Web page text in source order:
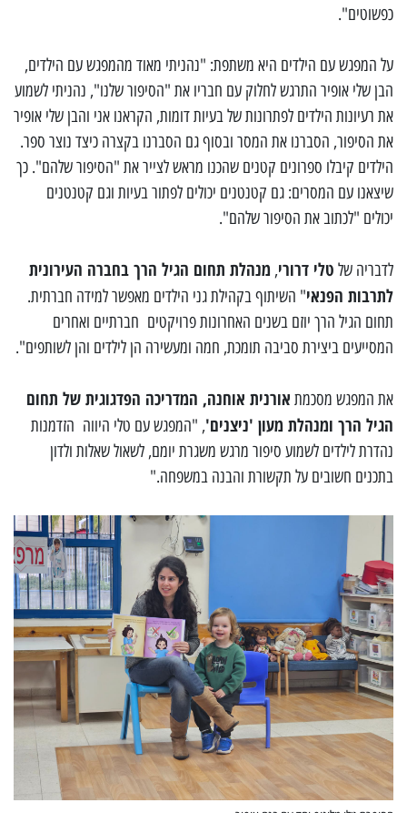
כפשוטים".
על המפגש עם הילדים היא משתפת: "נהניתי מאוד מהמפגש עם הילדים,
הבן שלי אופיר התרגש לחלוק עם חבריו את "הסיפור שלנו", נהניתי לשמוע
את רעיונות הילדים לפתרונות של בעיות דומות, הקראנו אני והבן שלי אופיר
את הסיפור, הסברנו את המסר ובסוף גם הסברנו בקצרה כיצד נוצר ספר.
הילדים קיבלו ספרונים קטנים שהכנו מראש לצייר את "הסיפור שלהם". כך
שיצאנו עם המסרים: גם קטנטנים יכולים לפתור בעיות וגם קטנטנים
יכולים "לכתוב את הסיפור שלהם".
לדבריה של טלי דרורי, מנהלת תחום הגיל הרך בחברה העירונית
לתרבות הפנאי" השיתוף בקהילת גני הילדים מאפשר למידה חברתית.
תחום הגיל הרך יוזם בשנים האחרונות פרויקטים חברתיים ואחרים
המסייעים ביצירת סביבה תומכת, חמה ומעשירה הן לילדים והן לשותפים".
את המפגש מסכמת אורנית אוחנה, המדריכה הפדגוגית של תחום
הגיל הרך ומנהלת מעון 'ניצנים', "המפגש עם טלי היווה הזדמנות
נהדרת לילדים לשמוע סיפור מרגש משגרת יומם, לשאול שאלות ולדון
בתכנים חשובים על תקשורת והבנה במשפחה."